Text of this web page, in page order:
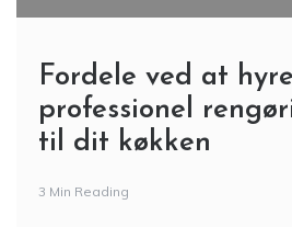
Fordele ved at hyre
professionel
til dit køkken
3 Min Reading